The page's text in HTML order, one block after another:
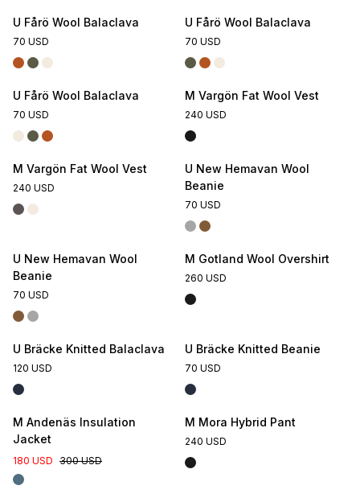
U Fårö Wool Balaclava
70 USD
U Fårö Wool Balaclava
70 USD
U Fårö Wool Balaclava
70 USD
M Vargön Fat Wool Vest
240 USD
M Vargön Fat Wool Vest
240 USD
U New Hemavan Wool
Beanie
70 USD
U New Hemavan Wool
Beanie
70 USD
M Gotland Wool Overshirt
260 USD
U Bräcke Knitted Balaclava
120 USD
U Bräcke Knitted Beanie
70 USD
M Andenäs Insulation
Jacket
180 USD 300 USD
M Mora Hybrid Pant
240 USD